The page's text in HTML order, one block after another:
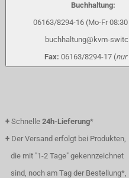
Buchhaltung:
06163/8294-16 (Mo-Fr 08:30
buchhaltung@kvm-
Fax: 06163/8294-17 (nur
+ Schnelle 24h-Lieferung*
+ Der Versand erfolgt bei Produkten,
die mit "1-2 Tage" gekennzeichnet
sind, noch am Tag der Bestellung*,